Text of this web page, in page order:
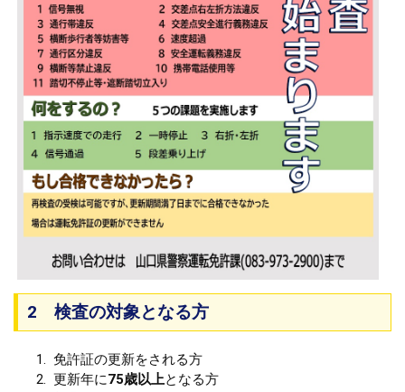
2 検査の対象となる方
免許証の更新をされる方
更新年に75歳以上となる方​​